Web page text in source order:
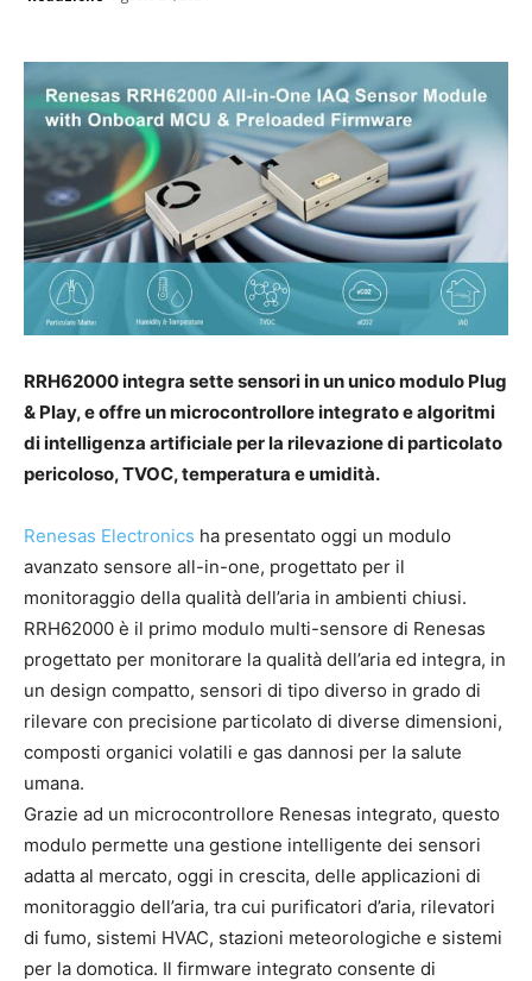
RRH62000 integra sette sensori in un unico modulo Plug
& Play, e offre un microcontrollore integrato e algoritmi
di intelligenza artificiale per la rilevazione di particolato
pericoloso, TVOC, temperatura e umidità.
Renesas Electronics ha presentato oggi un modulo
avanzato sensore all-in-one, progettato per il
monitoraggio della qualità dell’aria in ambienti chiusi.
RRH62000 è il primo modulo multi-sensore di Renesas
progettato per monitorare la qualità dell’aria ed integra, in
un design compatto, sensori di tipo diverso in grado di
rilevare con precisione particolato di diverse dimensioni,
composti organici volatili e gas dannosi per la salute
umana.
Grazie ad un microcontrollore Renesas integrato, questo
modulo permette una gestione intelligente dei sensori
adatta al mercato, oggi in crescita, delle applicazioni di
monitoraggio dell’aria, tra cui purificatori d’aria, rilevatori
di fumo, sistemi HVAC, stazioni meteorologiche e sistemi
per la domotica. Il firmware integrato consente di